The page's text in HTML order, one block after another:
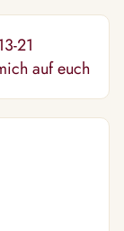
21
auf euch